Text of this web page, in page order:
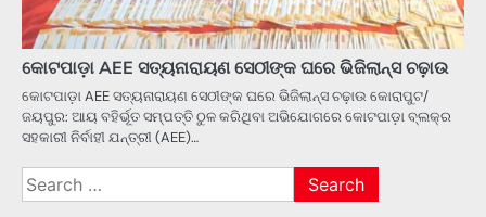
କୋଟପାଡ଼ା AEE ସତ୍ୟନାରାୟଣ ସେଠୀଙ୍କ ଘରେ ଭିଜିଲାନ୍ସ ଚଢ଼ାଉ
କୋଟପାଡ଼ା AEE ସତ୍ୟନାରାୟଣ ସେଠୀଙ୍କ ଘରେ ଭିଜିଲାନ୍ସ ଚଢ଼ାଉ କୋରାପୁଟ/
ଜୟପୁର: ଆୟ ବହିର୍ଭୂତ ସମ୍ପତ୍ତି ଠୁଳ କରିଥିବା ଅଭିଯୋଗରେ କୋଟପାଡ଼ା ବ୍ଲକ୍‌ର
ସହକାରୀ ନିର୍ବାହୀ ଯନ୍ତ୍ରୀ (AEE)…
Search
for: